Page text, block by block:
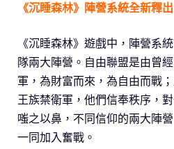
《沉睡森林》陣營系統全新釋出
《沉睡森林》遊戲中，陣營系
隊兩大陣營。自由聯盟是由曾
軍，為財富而來，為自由而戰
王族禁衛軍，他們信奉秩序，
嗤之以鼻，不同信仰的兩大陣
一同加入奮戰。